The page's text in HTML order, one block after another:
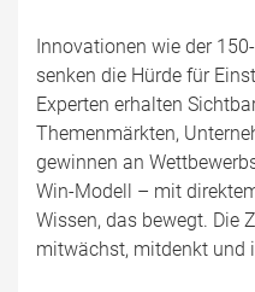
Innovationen wie der
senken die Hürde für
Experten erhalten
Themenmärkten,
gewinnen an
Win-Modell – mit
Wissen, das bewegt. Die
mitwächst, mitdenkt und